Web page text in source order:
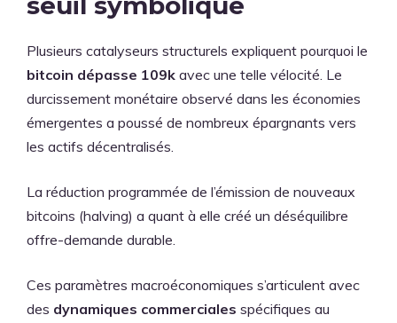
Plusieurs catalyseurs structurels expliquent pourquoi le
bitcoin dépasse 109k avec une telle vélocité. Le
durcissement monétaire observé dans les économies
émergentes a poussé de nombreux épargnants vers
les actifs décentralisés.
La réduction programmée de l’émission de nouveaux
bitcoins (halving) a quant à elle créé un déséquilibre
offre-demande durable.
Ces paramètres macroéconomiques s’articulent avec
des dynamiques commerciales spécifiques au